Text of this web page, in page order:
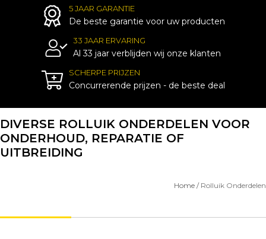
5 JAAR GARANTIE
De beste garantie voor uw producten
33 JAAR ERVARING
Al 33 jaar verblijden wij onze klanten
SCHERPE PRIJZEN
Concurrerende prijzen - de beste deal
DIVERSE ROLLUIK ONDERDELEN VOOR
ONDERHOUD, REPARATIE OF
UITBREIDING
Home / Rolluik Onderdelen